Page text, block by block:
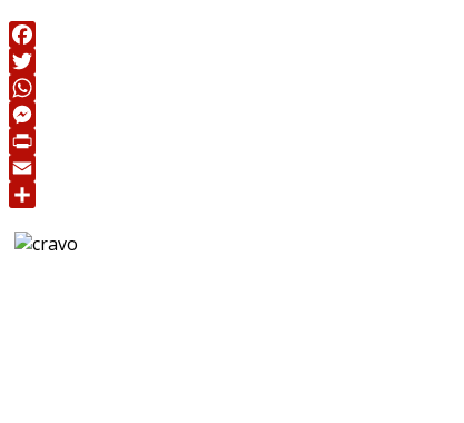
Facebook
Twitter
WhatsApp
Messenger
Print
Email